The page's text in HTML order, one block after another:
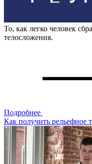
То, как легко человек
телосложения.
Подробнее
Как получить рельефное